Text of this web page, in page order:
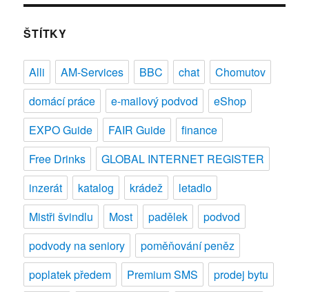
impérium
podvod,
nebo
zázrak?
ŠTÍTKY
Alli AM-Services BBC chat
Chomutov
domácí práce
e-mailový podvod
eShop
EXPO Guide
FAIR Guide
finance
Free Drinks
GLOBAL INTERNET REGISTER
inzerát
katalog krádež
letadlo
Mistři švindlu
Most padělek
podvod
podvody na seniory
poměňování peněz
poplatek předem
Premium SMS
prodej bytu